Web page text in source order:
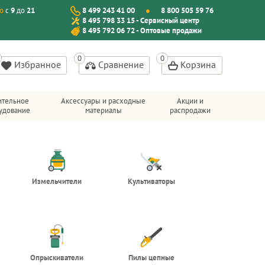
с9до 21 8 499 243 41 00
8 800 505 59 76
8 495 798 33 15 - Сервисный центр
8 495 792 06 72 - Оптовые продажи
Избранное Сравнение Корзина
Аксессуары и расходные
материалы
Акции и
распродажи
Измельчители Культиваторы
Опрыскиватели Пилы цепные